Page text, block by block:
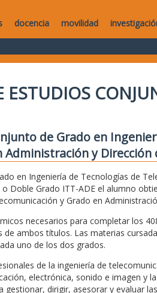
docencia movilidad
ESTUDIOS
de Grado en
y Dirección
en Ingeniería de Tecnologías de
Doble Grado ITT-ADE el alumno
y Grado en
necesarios para completar los
ambos títulos. Las materias
uno de los dos grados.
de la ingeniería de
electrónica, sonido e imagen y
dirigir, asesorar y evaluar